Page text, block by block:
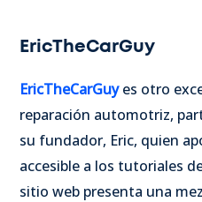
EricTheCarGuy
EricTheCarGuyes otro
reparación automotriz,
su fundador, Eric, quien
accesible a los tutoriales
sitio web presenta una